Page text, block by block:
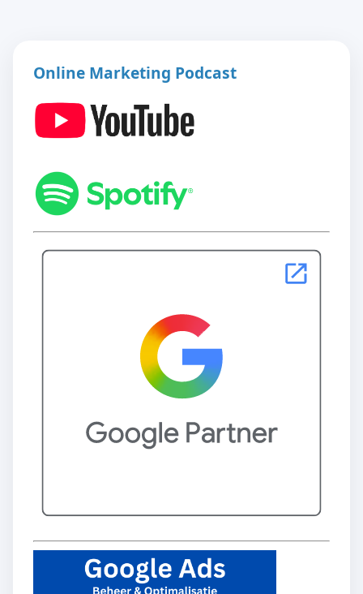
Online Marketing Podcast